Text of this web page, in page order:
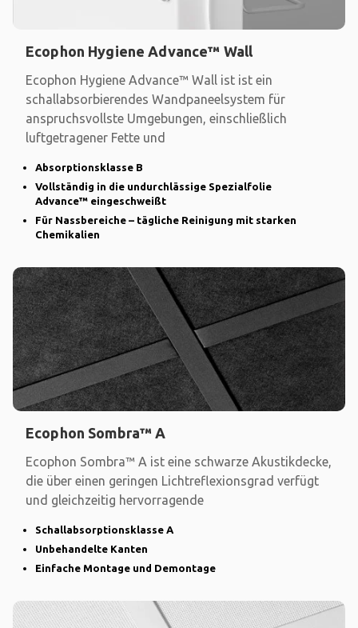
Ecophon Hygiene Advance™ Wall
Ecophon Hygiene Advance™ Wall ist ist ein
schallabsorbierendes Wandpaneelsystem für
anspruchsvollste Umgebungen, einschließlich
luftgetragener Fette und
Absorptionsklasse B
Vollständig in die undurchlässige Spezialfolie
Advance™ eingeschweißt
Für Nassbereiche – tägliche Reinigung mit starken
Chemikalien
Ecophon Sombra™ A
Ecophon Sombra™ A ist eine schwarze Akustikdecke,
die über einen geringen Lichtreflexionsgrad verfügt
und gleichzeitig hervorragende
Schallabsorptionsklasse A
Unbehandelte Kanten
Einfache Montage und Demontage